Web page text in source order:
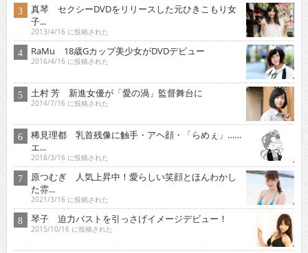
真琴 セクシーDVDをリリースした元ひきこもり女
子...
2013/4/16 に投稿された
RaMu 18歳Gカップ美少女がDVDデビュー
2016/4/16 に投稿された
土村 芳 新進女優が「愛の渦」監督舞台に
2014/7/16 に投稿された
稀見理都 乳首残像に触手・アヘ顔・「らめぇ」……
エ...
2018/3/16 に投稿された
原つむぎ 人気上昇中！愛らしい笑顔とほんわかし
た雰...
2021/3/16 に投稿された
琴子 迫力バストを引っさげイメージデビュー！
2015/10/16 に投稿された